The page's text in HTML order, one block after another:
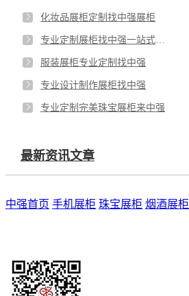
化妆品展柜定制找中强展柜
服装展柜专业定制找中强
专业设计制作展柜找中强
专业定制完美珠宝展柜来中强
最新资讯文章
中强首页 手机展柜 珠宝展柜 烟酒展柜